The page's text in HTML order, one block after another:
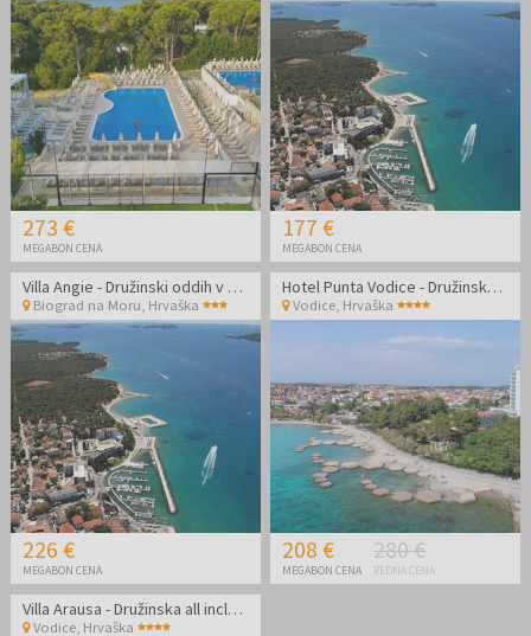
273 €
MEGABON CENA
177 €
MEGABON CENA
Villa Angie - Družinski oddih v Biogradu na Moru
Biograd na Moru, Hrvaška
226 €
MEGABON CENA
Hotel Punta Vodice - Družinska all inclusive light jesen s pridihom wellnessa - Posebna akcija
Vodice, Hrvaška
208 €
MEGABON CENA
280 €
REDNA CENA
Villa Arausa - Družinska all inclusive light jesen - Posebna akcija
Vodice, Hrvaška